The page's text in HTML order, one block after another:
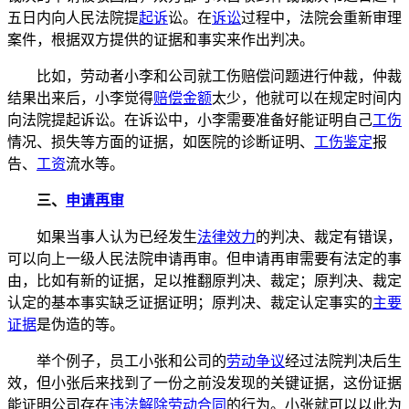
五日内向人民法院提起诉讼。在诉讼过程中，法院会重新审理
案件，根据双方提供的证据和事实来作出判决。
比如，劳动者小李和公司就工伤赔偿问题进行仲裁，仲裁
结果出来后，小李觉得赔偿金额太少，他就可以在规定时间内
向法院提起诉讼。在诉讼中，小李需要准备好能证明自己工伤
情况、损失等方面的证据，如医院的诊断证明、 工伤鉴定报
告、 工资流水等。
三、 申请再审
如果当事人认为已经发生法律效力的判决、裁定有错误，
可以向上一级人民法院申请再审。但申请再审需要有法定的事
由，比如有新的证据，足以推翻原判决、裁定；原判决、裁定
认定的基本事实缺乏证据证明；原判决、裁定认定事实的主要
证据是伪造的等。
举个例子，员工小张和公司的劳动争议经过法院判决后生
效，但小张后来找到了一份之前没发现的关键证据，这份证据
能证明公司存在违法解除劳动合同 的行为。小张就可以以此为